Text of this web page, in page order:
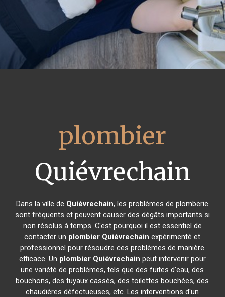
plombier
Quiévrechain
Dans la ville de Quiévrechain, les problèmes de plomberie
sont fréquents et peuvent causer des dégâts importants si
non résolus à temps. C'est pourquoi il est essentiel de
contacter un plombier Quiévrechain expérimenté et
professionnel pour résoudre ces problèmes de manière
efficace. Un plombier Quiévrechain peut intervenir pour
une variété de problèmes, tels que des fuites d'eau, des
bouchons, des tuyaux cassés, des toilettes bouchées, des
chaudières défectueuses, etc. Les interventions d'un